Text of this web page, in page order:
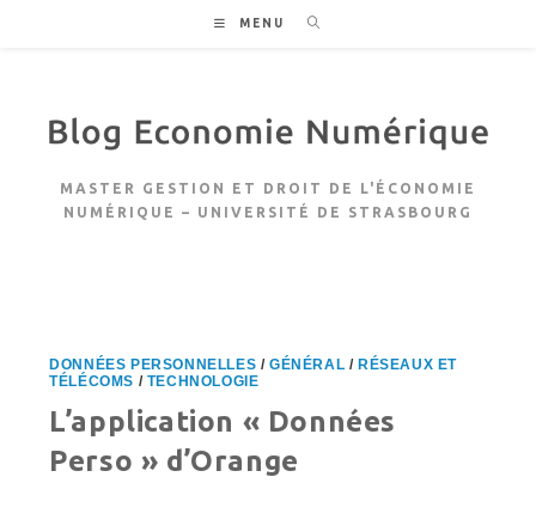
MENU
MASTER GESTION ET DROIT DE L'ÉCONOMIE
NUMÉRIQUE – UNIVERSITÉ DE STRASBOURG
DONNÉES PERSONNELLES /GÉNÉRAL / RÉSEAUX ET
TÉLÉCOMS / TECHNOLOGIE
L’application « Données
Perso » d’Orange